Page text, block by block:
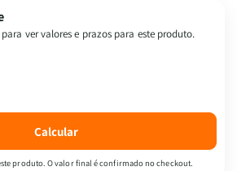
para ver valores e prazos para este produto.
Calcular
produto. O valor final é confirmado no checkout.